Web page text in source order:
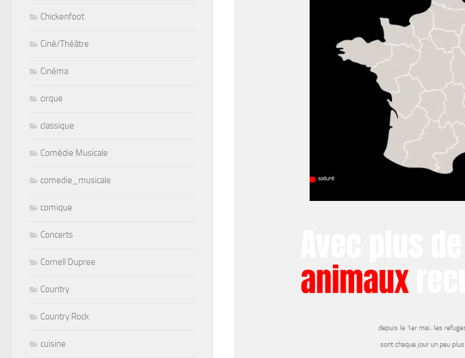
depuis le 1er mai, les
sont chaque jour un peu plus
Chickenfoot
Ciné/Théâtre
Cinéma
cirque
classique
Comédie Musicale
comedie_musicale
comique
Concerts
Cornell Dupree
Country
Country Rock
cuisine